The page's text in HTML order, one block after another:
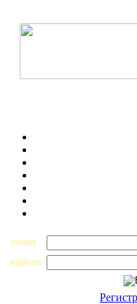
логин
пароль